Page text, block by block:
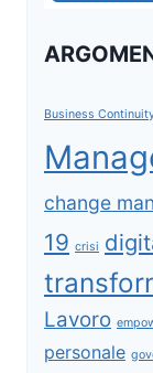
Business
change
19 crisi
Lavoro
personale